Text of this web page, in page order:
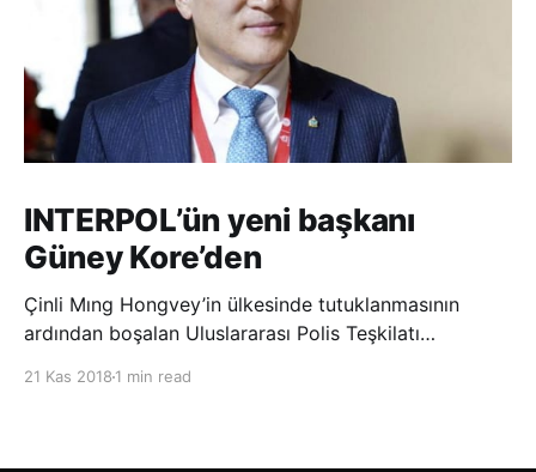
INTERPOL’ün yeni başkanı
Güney Kore’den
Çinli Mıng Hongvey’in ülkesinde tutuklanmasının
ardından boşalan Uluslararası Polis Teşkilatı
21 Kas 2018 1 min read